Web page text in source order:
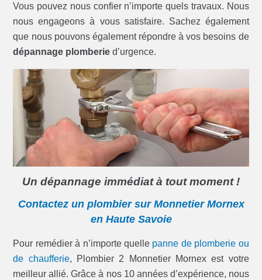
Vous pouvez nous confier n’importe quels travaux. Nous
nous engageons à vous satisfaire. Sachez également
que nous pouvons également répondre à vos besoins de
dépannage plomberie d’urgence.
Un dépannage immédiat à tout moment !
Contactez un plombier sur Monnetier Mornex
en Haute Savoie
Pour remédier à n’importe quelle panne de plomberie ou
de chaufferie, Plombier 2 Monnetier Mornex est votre
meilleur allié. Grâce à nos 10 années d’expérience, nous